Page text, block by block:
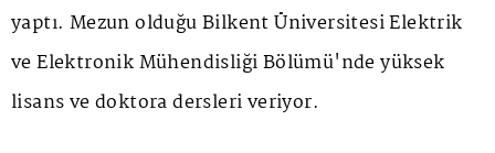
yaptı. Mezun olduğu Bilkent Üniversitesi Elektrik
ve Elektronik Mühendisliği Bölümü'nde yüksek
lisans ve doktora dersleri veriyor.